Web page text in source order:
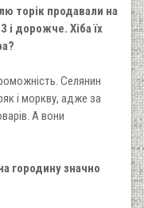
торік продавали на
і дорожче. Хіба їх
Селянин
і моркву, адже за
А вони
городину значно